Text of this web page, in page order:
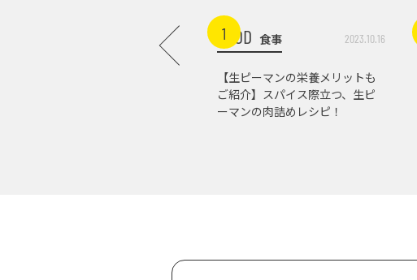
1FOOD 食事 2023.10.16
【生ピーマンの栄養メリットも
ご紹介】スパイス際立つ、生ピ
ーマンの肉詰めレシピ！